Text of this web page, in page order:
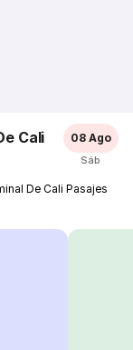
Cali 08 Ago
Sáb
De Cali Pasajes